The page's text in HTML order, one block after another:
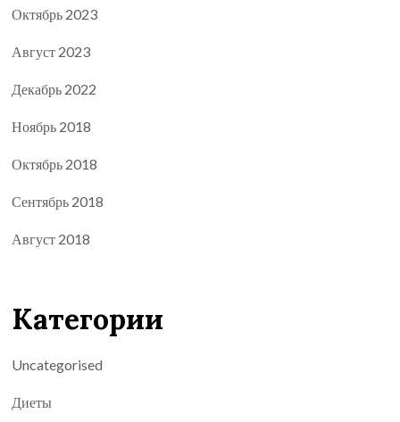
Октябрь 2023
Август 2023
Декабрь 2022
Ноябрь 2018
Октябрь 2018
Сентябрь 2018
Август 2018
Категории
Uncategorised
Диеты